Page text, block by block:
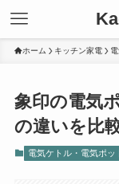
ホーム キッチン家電
象印の電気
の違いを比
電気ケトル・電気ポッ